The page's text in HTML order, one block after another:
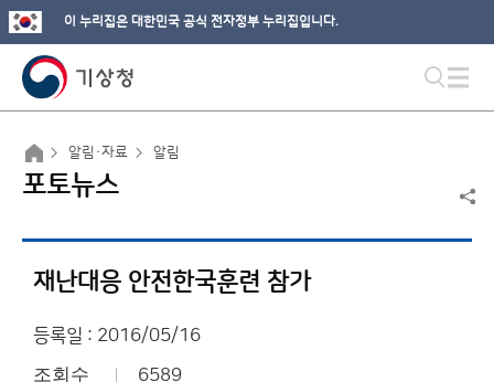
이 누리집은 대한민국 공식 전자정부 누리집입니다.
알림·자료 알림
포토뉴스
재난대응 안전한국훈련 참가
등록일 : 2016/05/16
조회수 6589